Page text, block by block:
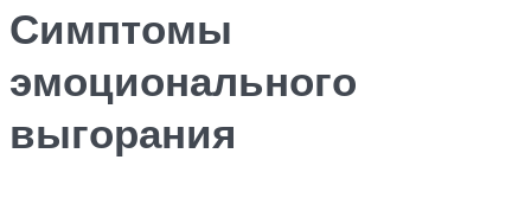
Симптомы
эмоционального
выгорания